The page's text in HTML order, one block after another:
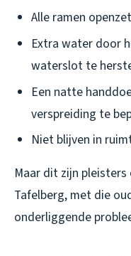
Alle ramen
Extra water door
waterslot te
Een natte
verspreiding te
Niet blijven in
Maar dit zijn pleisters
Tafelberg, met die
onderliggende